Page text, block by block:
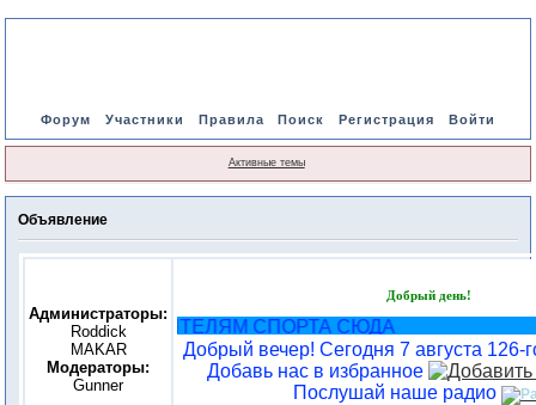
Форум Участники Правила Поиск Регистрация Войти
Активные темы
Объявление
Администраторы:
Roddick
MAKAR
Модераторы:
Gunner
Добрый день!
ВСЕМ ЛЮБИТЕЛЯМ СПОРТА СЮДА
Добрый вечер! Сегодня 7 августа 126-
Добавь нас в избранное
Послушай наше радио